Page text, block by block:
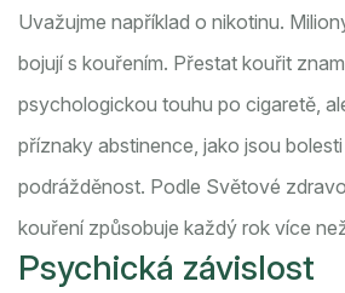
Uvažujme například o nikotinu.
bojují s kouřením. Přestat kouřit
psychologickou touhu po cigaretě,
příznaky abstinence, jako jsou
podrážděnost. Podle Světové
kouření způsobuje každý rok více
Psychická závislost